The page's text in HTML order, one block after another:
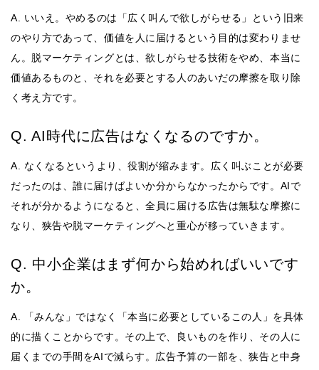
A. いいえ。やめるのは「広く叫んで欲しがらせる」という旧来
のやり方であって、価値を人に届けるという目的は変わりませ
ん。脱マーケティングとは、欲しがらせる技術をやめ、本当に
価値あるものと、それを必要とする人のあいだの摩擦を取り除
く考え方です。
Q. AI時代に広告はなくなるのですか。
A. なくなるというより、役割が縮みます。広く叫ぶことが必要
だったのは、誰に届けばよいか分からなかったからです。AIで
それが分かるようになると、全員に届ける広告は無駄な摩擦に
なり、狭告や脱マーケティングへと重心が移っていきます。
Q. 中小企業はまず何から始めればいいです
か。
A. 「みんな」ではなく「本当に必要としているこの人」を具体
的に描くことからです。その上で、良いものを作り、その人に
届くまでの手間をAIで減らす。広告予算の一部を、狭告と中身